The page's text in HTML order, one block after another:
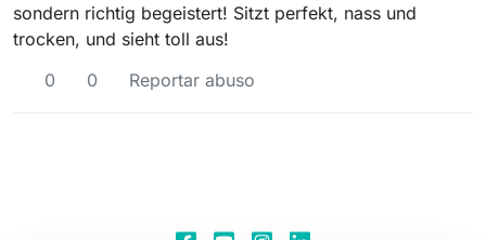
sondern richtig begeistert! Sitzt perfekt, nass und
trocken, und sieht toll aus!
0
0 Reportar abuso